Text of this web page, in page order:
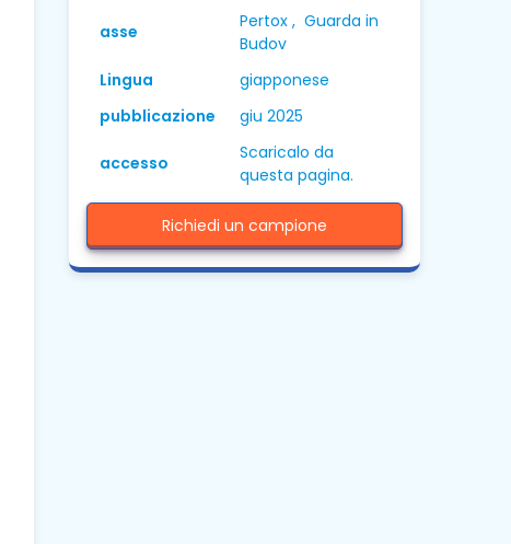
asse
Pertox , Guarda in
Budov
Lingua
giapponese
pubblicazione
giu 2025
accesso
Scaricalo da
questa pagina.
Richiedi un campione